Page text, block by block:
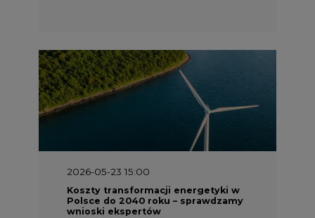
2026-05-23 15:00
Koszty transformacji energetyki w
Polsce do 2040 roku – sprawdzamy
wnioski ekspertów